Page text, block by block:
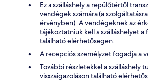
Ez a szálláshely a repülőtértől
vendégek számára (a
érvényben). A vendégeknek az
tájékoztatniuk kell a szálláshelyet a
található elérhetőségen.
A recepciós személyzet fogadja a
További részletekkel a szálláshely
visszaigazoláson található